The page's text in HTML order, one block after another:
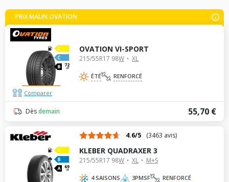
PRIX MALIN OVATION
72
dB
OVATION VI-SPORT
215/55R17 98W XL
ÉTÉ RENFORCÉ
55,70 €
Dèsdemain
Comparer
69
dB
4.6/5 (3463 avis)
KLEBER QUADRAXER 3
215/55R17 98W XL M+S
4 SAISONS 3PMSF RENFORCÉ